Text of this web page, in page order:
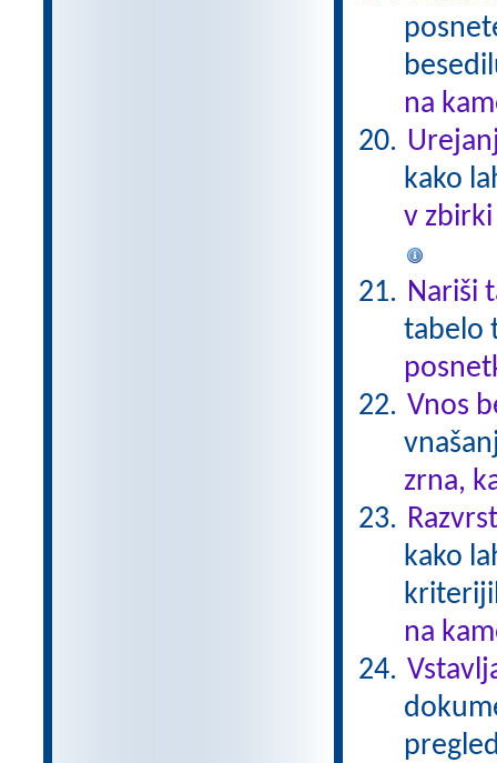
na
kako
v
Nariši
tabelo
Vnos
zrna,
kako
na